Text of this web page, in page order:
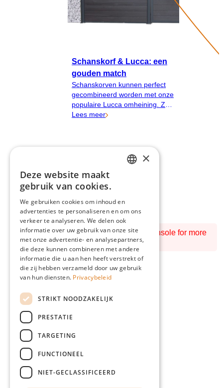
Schanskorf & Lucca: een
gouden match
Schanskorven kunnen perfect
gecombineerd worden met onze
populaire Lucca omheining. Zo
verenig je praktische
Lees meer
Feed failed to load, check browser console for more
info
ENGLISH
GERMAN
×
Deze website maakt
gebruik van cookies.
We gebruiken cookies om inhoud en
advertenties te personaliseren en om ons
verkeer te analyseren. We delen ook
informatie over uw gebruik van onze site
met onze advertentie- en analysepartners,
die deze kunnen combineren met andere
informatie die u aan hen heeft verstrekt of
die zij hebben verzameld door uw gebruik
van hun diensten. Privacybeleid
STRIKT NOODZAKELIJK
PRESTATIE
TARGETING
FUNCTIONEEL
NIET-GECLASSIFICEERD